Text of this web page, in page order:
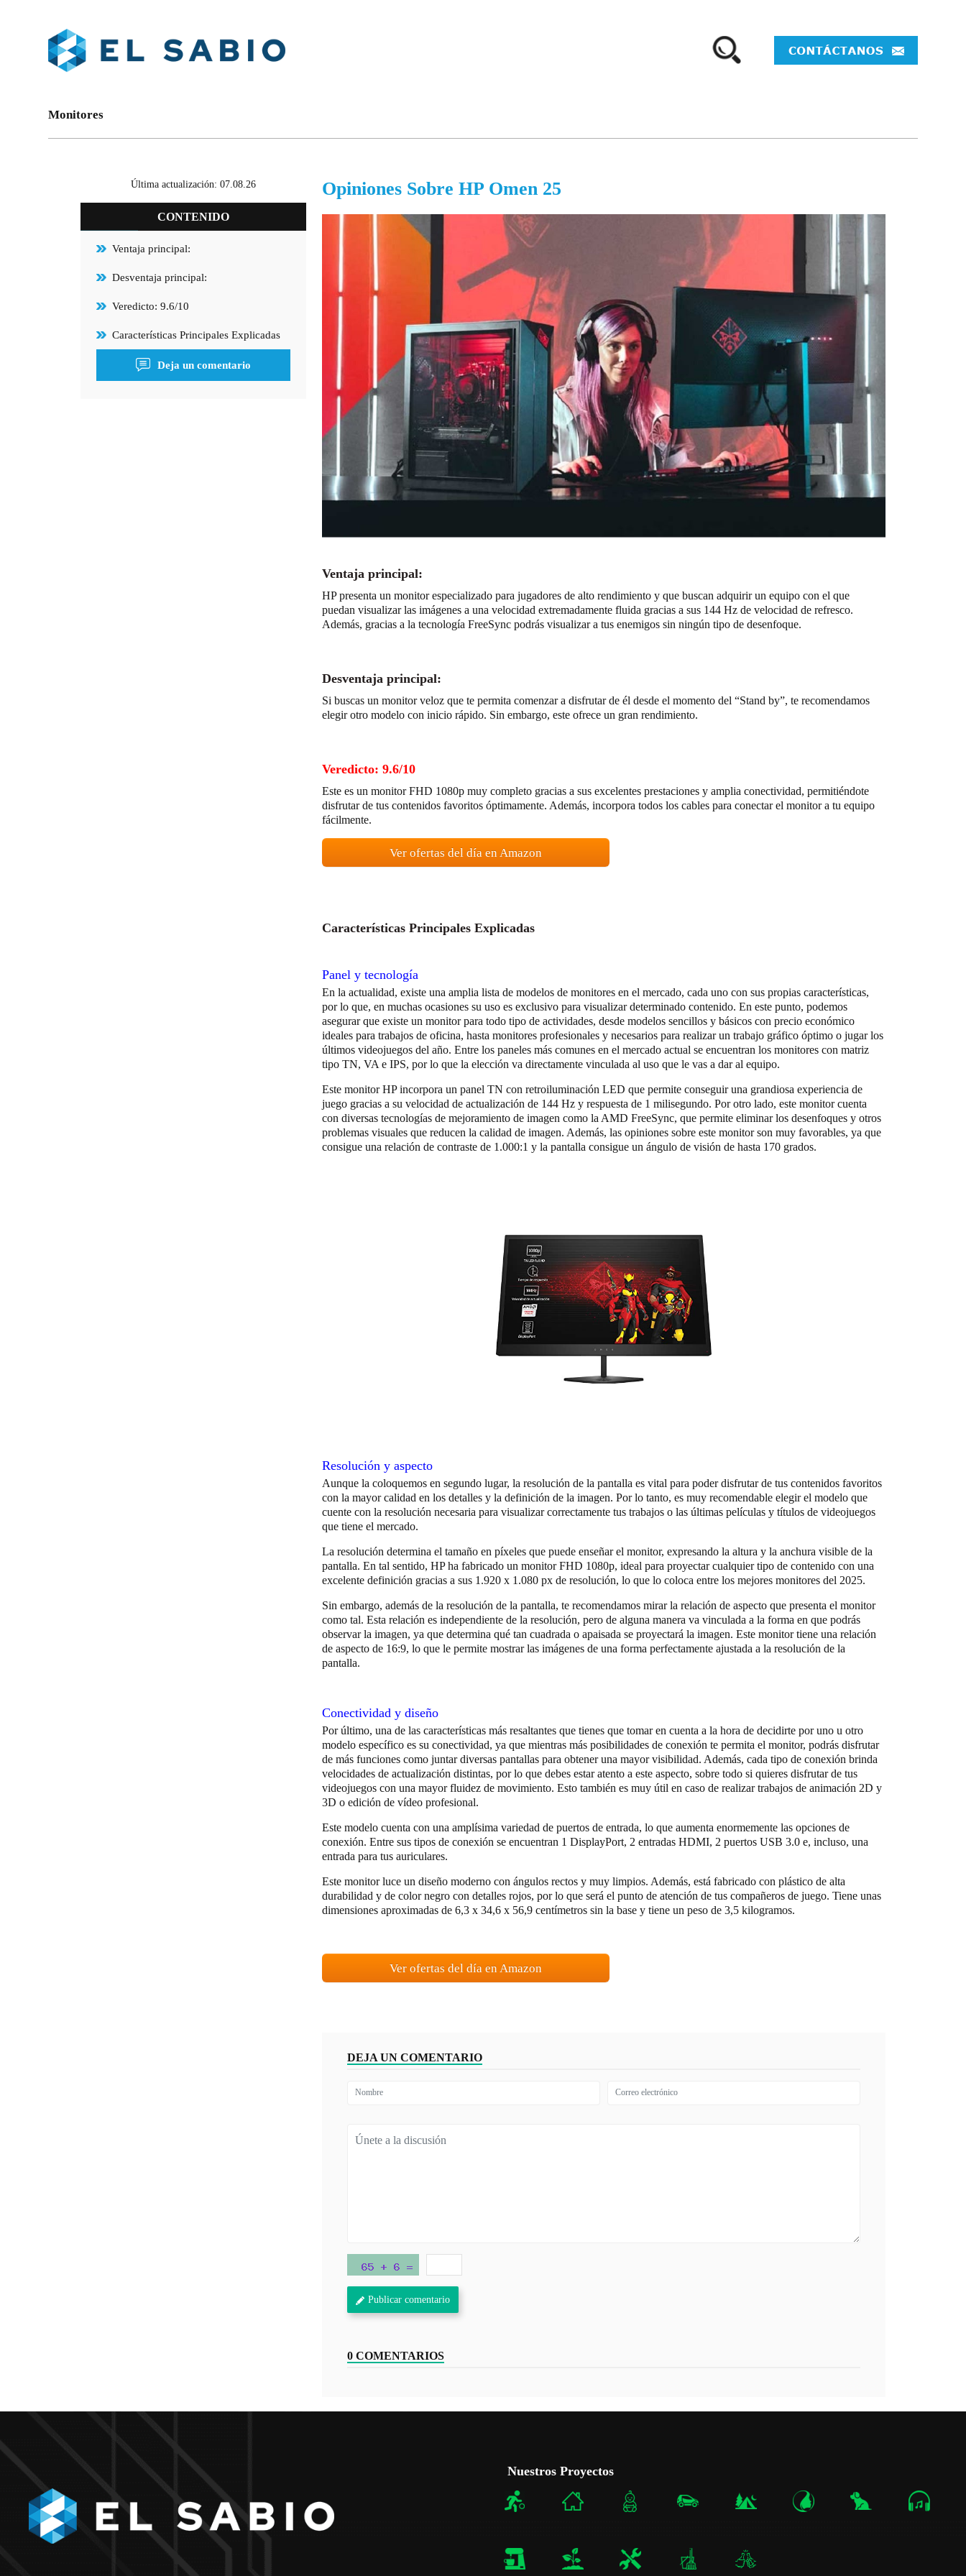
Monitores
Última actualización: 07.08.26
CONTENIDO
Ventaja principal:
Desventaja principal:
Veredicto: 9.6/10
Características Principales Explicadas
Deja un comentario
Opiniones Sobre HP Omen 25
Ventaja principal:
HP presenta un monitor especializado para jugadores de alto rendimiento y que buscan adquirir un equipo con el que
puedan visualizar las imágenes a una velocidad extremadamente fluida gracias a sus 144 Hz de velocidad de refresco.
Además, gracias a la tecnología FreeSync podrás visualizar a tus enemigos sin ningún tipo de desenfoque.
Desventaja principal:
Si buscas un monitor veloz que te permita comenzar a disfrutar de él desde el momento del “Stand by”, te recomendamos
elegir otro modelo con inicio rápido. Sin embargo, este ofrece un gran rendimiento.
Veredicto: 9.6/10
Este es un monitor FHD 1080p muy completo gracias a sus excelentes prestaciones y amplia conectividad, permitiéndote
disfrutar de tus contenidos favoritos óptimamente. Además, incorpora todos los cables para conectar el monitor a tu equipo
fácilmente.
Ver ofertas del día en Amazon
Características Principales Explicadas
Panel y tecnología
En la actualidad, existe una amplia lista de modelos de monitores en el mercado, cada uno con sus propias características,
por lo que, en muchas ocasiones su uso es exclusivo para visualizar determinado contenido. En este punto, podemos
asegurar que existe un monitor para todo tipo de actividades, desde modelos sencillos y básicos con precio económico
ideales para trabajos de oficina, hasta monitores profesionales y necesarios para realizar un trabajo gráfico óptimo o jugar los
últimos videojuegos del año. Entre los paneles más comunes en el mercado actual se encuentran los monitores con matriz
tipo TN, VA e IPS, por lo que la elección va directamente vinculada al uso que le vas a dar al equipo.
Este monitor HP incorpora un panel TN con retroiluminación LED que permite conseguir una grandiosa experiencia de
juego gracias a su velocidad de actualización de 144 Hz y respuesta de 1 milisegundo. Por otro lado, este monitor cuenta
con diversas tecnologías de mejoramiento de imagen como la AMD FreeSync, que permite eliminar los desenfoques y otros
problemas visuales que reducen la calidad de imagen. Además, las opiniones sobre este monitor son muy favorables, ya que
consigue una relación de contraste de 1.000:1 y la pantalla consigue un ángulo de visión de hasta 170 grados.
Resolución y aspecto
Aunque la coloquemos en segundo lugar, la resolución de la pantalla es vital para poder disfrutar de tus contenidos favoritos
con la mayor calidad en los detalles y la definición de la imagen. Por lo tanto, es muy recomendable elegir el modelo que
cuente con la resolución necesaria para visualizar correctamente tus trabajos o las últimas películas y títulos de videojuegos
que tiene el mercado.
La resolución determina el tamaño en píxeles que puede enseñar el monitor, expresando la altura y la anchura visible de la
pantalla. En tal sentido, HP ha fabricado un monitor FHD 1080p, ideal para proyectar cualquier tipo de contenido con una
excelente definición gracias a sus 1.920 x 1.080 px de resolución, lo que lo coloca entre los mejores monitores del 2025.
Sin embargo, además de la resolución de la pantalla, te recomendamos mirar la relación de aspecto que presenta el monitor
como tal. Esta relación es independiente de la resolución, pero de alguna manera va vinculada a la forma en que podrás
observar la imagen, ya que determina qué tan cuadrada o apaisada se proyectará la imagen. Este monitor tiene una relación
de aspecto de 16:9, lo que le permite mostrar las imágenes de una forma perfectamente ajustada a la resolución de la
pantalla.
Conectividad y diseño
Por último, una de las características más resaltantes que tienes que tomar en cuenta a la hora de decidirte por uno u otro
modelo específico es su conectividad, ya que mientras más posibilidades de conexión te permita el monitor, podrás disfrutar
de más funciones como juntar diversas pantallas para obtener una mayor visibilidad. Además, cada tipo de conexión brinda
velocidades de actualización distintas, por lo que debes estar atento a este aspecto, sobre todo si quieres disfrutar de tus
videojuegos con una mayor fluidez de movimiento. Esto también es muy útil en caso de realizar trabajos de animación 2D y
3D o edición de vídeo profesional.
Este modelo cuenta con una amplísima variedad de puertos de entrada, lo que aumenta enormemente las opciones de
conexión. Entre sus tipos de conexión se encuentran 1 DisplayPort, 2 entradas HDMI, 2 puertos USB 3.0 e, incluso, una
entrada para tus auriculares.
Este monitor luce un diseño moderno con ángulos rectos y muy limpios. Además, está fabricado con plástico de alta
durabilidad y de color negro con detalles rojos, por lo que será el punto de atención de tus compañeros de juego. Tiene unas
dimensiones aproximadas de 6,3 x 34,6 x 56,9 centímetros sin la base y tiene un peso de 3,5 kilogramos.
Ver ofertas del día en Amazon
DEJA UN COMENTARIO
Publicar comentario
0 COMENTARIOS
Nuestros Proyectos